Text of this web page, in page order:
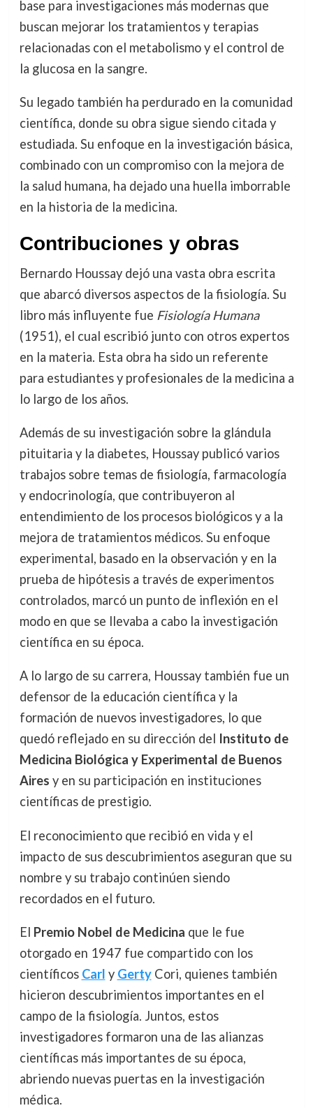
base para investigaciones más modernas que
buscan mejorar los tratamientos y terapias
relacionadas con el metabolismo y el control de
la glucosa en la sangre.
Su legado también ha perdurado en la comunidad
científica, donde su obra sigue siendo citada y
estudiada. Su enfoque en la investigación básica,
combinado con un compromiso con la mejora de
la salud humana, ha dejado una huella imborrable
en la historia de la medicina.
Contribuciones y obras
Bernardo Houssay dejó una vasta obra escrita
que abarcó diversos aspectos de la fisiología. Su
libro más influyente fue Fisiología Humana
(1951), el cual escribió junto con otros expertos
en la materia. Esta obra ha sido un referente
para estudiantes y profesionales de la medicina a
lo largo de los años.
Además de su investigación sobre la glándula
pituitaria y la diabetes, Houssay publicó varios
trabajos sobre temas de fisiología, farmacología
y endocrinología, que contribuyeron al
entendimiento de los procesos biológicos y a la
mejora de tratamientos médicos. Su enfoque
experimental, basado en la observación y en la
prueba de hipótesis a través de experimentos
controlados, marcó un punto de inflexión en el
modo en que se llevaba a cabo la investigación
científica en su época.
A lo largo de su carrera, Houssay también fue un
defensor de la educación científica y la
formación de nuevos investigadores, lo que
quedó reflejado en su dirección del Instituto de
Medicina Biológica y Experimental de Buenos
Aires y en su participación en instituciones
científicas de prestigio.
El reconocimiento que recibió en vida y el
impacto de sus descubrimientos aseguran que su
nombre y su trabajo continúen siendo
recordados en el futuro.
El Premio Nobel de Medicina que le fue
otorgado en 1947 fue compartido con los
científicos Carl y GertyCori, quienes también
hicieron descubrimientos importantes en el
campo de la fisiología. Juntos, estos
investigadores formaron una de las alianzas
científicas más importantes de su época,
abriendo nuevas puertas en la investigación
médica.